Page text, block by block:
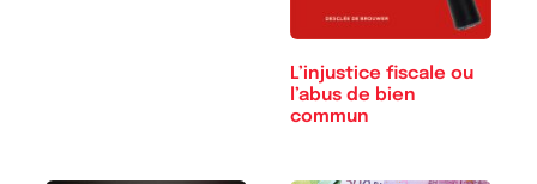
L’injustice fiscale ou
l’abus de bien
commun